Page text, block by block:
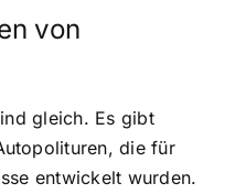
von
gleich. Es gibt
die für
entwickelt wurden.